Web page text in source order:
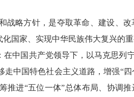
略方针，是夺取革命、建设、改
国家、实现中华民族伟大复兴的重
国共产党领导下，以马克思列宁
中国特色社会主义道路，增强“
进“五位一体”总体布局、协调